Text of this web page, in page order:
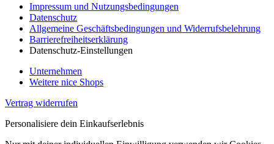
Impressum und Nutzungsbedingungen
Datenschutz
Allgemeine Geschäftsbedingungen und Widerrufsbelehrung
Barrierefreiheitserklärung
Datenschutz-Einstellungen
Unternehmen
Weitere nice Shops
Vertrag widerrufen
Personalisiere dein Einkaufserlebnis